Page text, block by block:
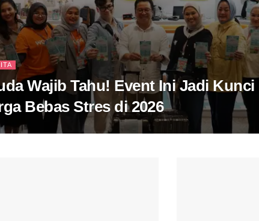
Wajib Tahu! Event Ini Jadi
Bebas Stres di 2026